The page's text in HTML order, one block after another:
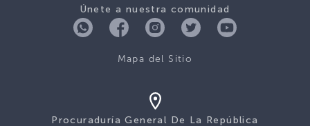
Únete a nuestra comunidad
Mapa del Sitio
Procuraduría General De La República